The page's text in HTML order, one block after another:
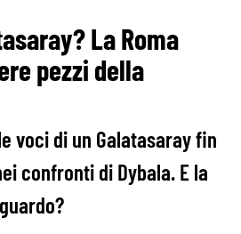
La Roma
pezzi della
voci di un Galatasaray fin
confronti di Dybala. E la